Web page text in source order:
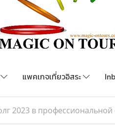
แพคเกจเที่ยวอิสระ
2023 в профессиональной